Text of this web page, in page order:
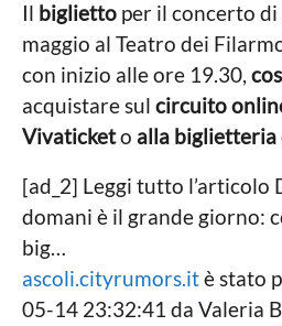
Il biglietto per il concerto
maggio al Teatro dei
con inizio alle ore 19.30,
acquistare sul circuito
Vivaticketo alla
[ad_2] Leggi tutto l’articolo
domani è il grande giorno:
big…
ascoli.cityrumors.itè stato
05-14 23:32:41 da Valeria